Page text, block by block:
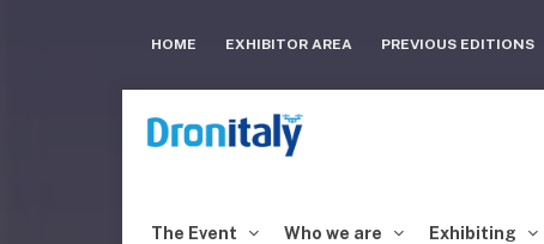
HOME EXHIBITOR AREA PREVIOUS EDITIONS
The Event Who we are Exhibiting